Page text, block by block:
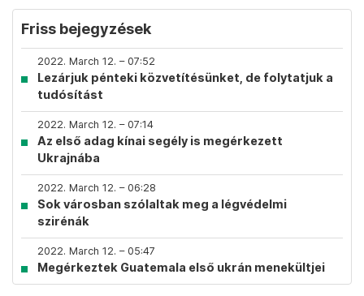
Friss bejegyzések
2022. March 12. – 07:52
Lezárjuk pénteki közvetítésünket, de folytatjuk a
tudósítást
2022. March 12. – 07:14
Az első adag kínai segély is megérkezett
Ukrajnába
2022. March 12. – 06:28
Sok városban szólaltak meg a légvédelmi
szirénák
2022. March 12. – 05:47
Megérkeztek Guatemala első ukrán menekültjei